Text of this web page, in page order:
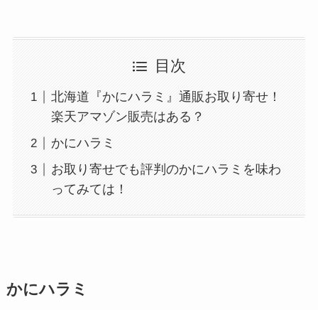
目次
北海道『かにハラミ』通販お取り寄せ！
楽天アマゾン販売はある？
かにハラミ
お取り寄せでも評判のかにハラミを味わ
ってみては！
かにハラミ